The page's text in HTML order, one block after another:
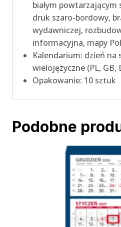
białym
druk szaro-bordowy,
wydawniczej,
informacyjna, mapy
Kalendarium: dzień na
wielojęzyczne (PL, GB,
Opakowanie: 10 sztuk
Podobne